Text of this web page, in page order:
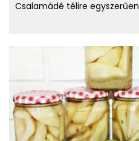
Csalamádé télire egyszerűen